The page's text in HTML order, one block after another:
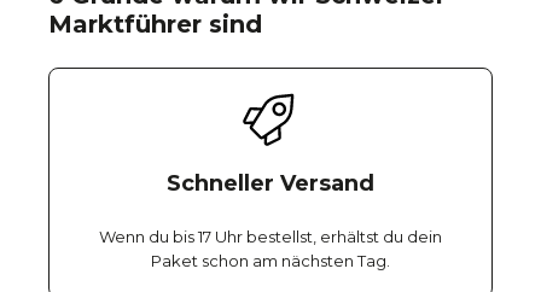
Marktführer sind
Schneller Versand
Wenn du bis 17 Uhr bestellst, erhältst du dein
Paket schon am nächsten Tag.